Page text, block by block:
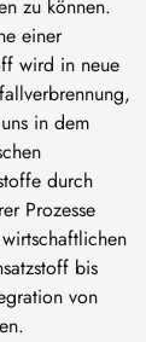
zu können.
einer
wird in neue
in dem
durch
Prozesse
bis
von